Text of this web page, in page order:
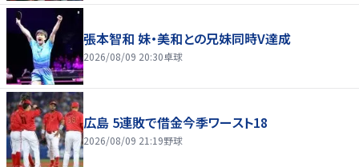
張本智和 妹・美和との兄妹同時V達成
2026/08/09 20:30卓球
広島 5連敗で借金今季ワースト18
2026/08/09 21:19野球